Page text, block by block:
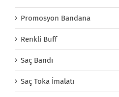
Promosyon Bandana
Renkli Buff
Saç Bandı
Saç Toka İmalatı